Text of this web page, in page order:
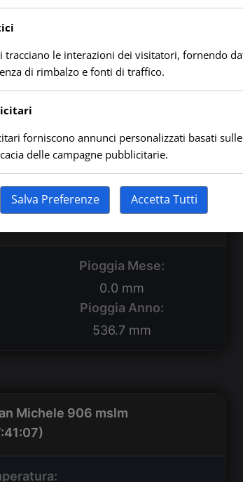
Vento
Direzione:
W
Min:
Pioggia Mese:
0.0 mm
Pioggia Anno:
536.7 mm
Michele 906 mslm
)
tracciano le interazioni dei visitatori, fornendo
di rimbalzo e fonti di traffico.
forniscono annunci personalizzati basati
delle campagne pubblicitarie.
Salva Preferenze Accetta Tutti